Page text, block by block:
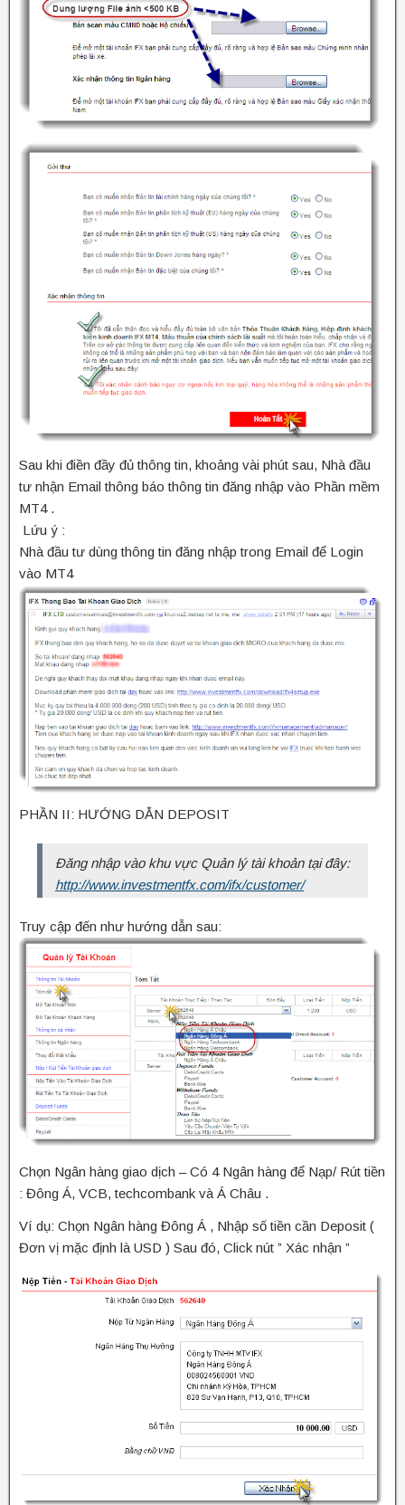
Sau khi điền đầy đủ thông tin, khoảng vài phút sau, Nhà đầu
tư nhận Email thông báo thông tin đăng nhập vào Phần mềm
MT4 .
Lứu ý :
Nhà đầu tư dùng thông tin đăng nhập trong Email để Login
vào MT4
PHẦN II: HƯỚNG DẪN DEPOSIT
Đăng nhập vào khu vực Quản lý tài khoản tại đây:
http://www.investmentfx.com/ifx/customer/
Truy cập đến như hướng dẫn sau:
Chọn Ngân hàng giao dịch – Có 4 Ngân hàng để Nạp/ Rút tiền
: Đông Á, VCB, techcombank và Á Châu .
Ví dụ: Chọn Ngân hàng Đông Á , Nhập số tiền cần Deposit (
Đơn vị mặc định là USD ) Sau đó, Click nút ” Xác nhận ”